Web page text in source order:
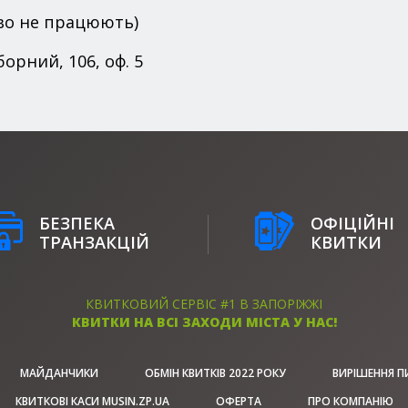
не працюють)
106, оф. 5
БЕЗПЕКА
ТРАНЗАКЦІЙ
ОФІЦІЙНІ
КВИТКИ
КВИТКОВИЙ СЕРВІС #1 В ЗАПОРІЖЖІ
КВИТКИ НА ВСІ ЗАХОДИ МІСТА У НАС!
МАЙДАНЧИКИ ОБМІН КВИТКІВ 2022 РОКУ
ВИРІШЕННЯ
КВИТКОВІ КАСИ MUSIN.ZP.UA
ОФЕРТА ПРО КОМПАНІЮ